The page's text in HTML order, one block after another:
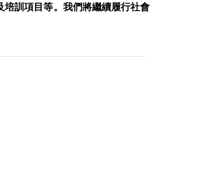
訓項目等。我們將繼續履行社會